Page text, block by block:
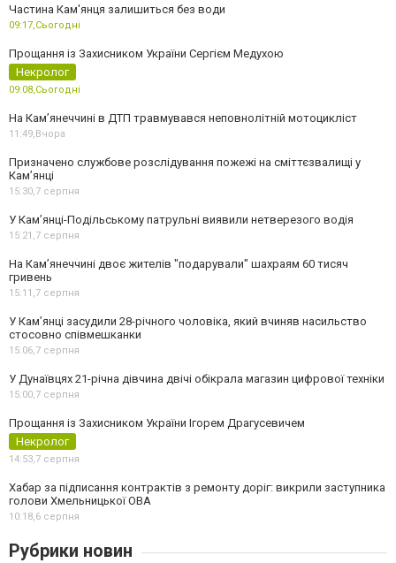
Частина Кам'янця залишиться без води
09:17,Сьогодні
Прощання із Захисником України Сергієм Медухою
Некролог
09:08,Сьогодні
На Кам’янеччині в ДТП травмувався неповнолітній мотоцикліст
11:49, Вчора
Призначено службове розслідування пожежі на сміттєзвалищі у
Кам’янці
15:30,7 серпня
У Кам’янці-Подільському патрульні виявили нетверезого водія
15:21,7 серпня
На Камʼянеччині двоє жителів "подарували" шахраям 60 тисяч
гривень
15:11,7 серпня
У Камʼянці засудили 28-річного чоловіка, який вчиняв насильство
стосовно співмешканки
15:06,7 серпня
У Дунаївцях 21-річна дівчина двічі обікрала магазин цифрової техніки
15:00,7 серпня
Прощання із Захисником України Ігорем Драгусевичем
Некролог
14:53,7 серпня
Хабар за підписання контрактів з ремонту доріг: викрили заступника
голови Хмельницької ОВА
10:18,6 серпня
Рубрики новин